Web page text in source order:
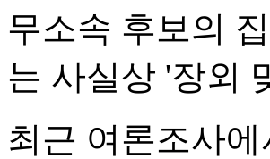
무소속 후보의
는 사실상 '장외
최근 여론조사